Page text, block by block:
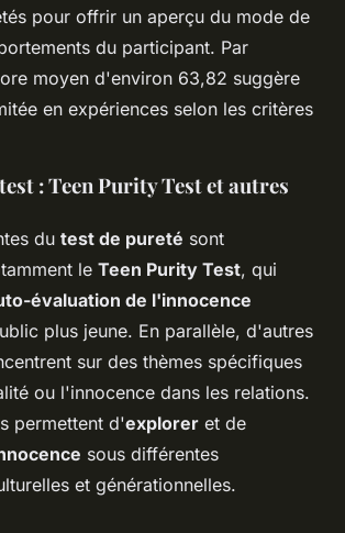
pour offrir un aperçu du mode de
du participant. Par
moyen d'environ 63,82 suggère
en expériences selon les critères
: Teen Purity Test et autres
du test de pureté sont
le Teen Purity Test, qui
évaluation de l'innocence
plus jeune. En parallèle, d'autres
sur des thèmes spécifiques
ou l'innocence dans les relations.
permettent d'explorer et de
sous différentes
et générationnelles.